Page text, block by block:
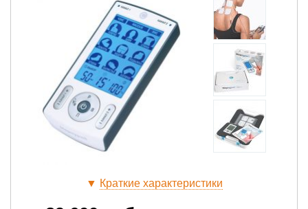
▼ Краткие характеристики